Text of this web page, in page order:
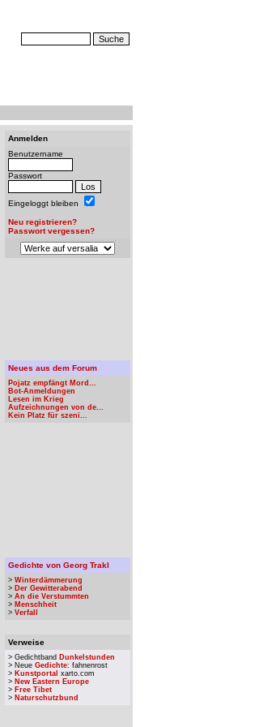
Anmelden
Benutzername
Passwort
Eingeloggt bleiben
Neu registrieren?
Passwort vergessen?
Neues aus dem Forum
Pojatz empfängt Mord...
Bot-Anmeldungen
Lesen im Krieg
Aufzeichnungen von de...
Kein Platz für szeni...
Gedichte von Georg Trakl
> Winterdämmerung
> Der Gewitterabend
> An die Verstummten
> Menschheit
> Verfall
Verweise
> Gedichtband Dunkelstunden
> Neue Gedichte: fahnenrost
> Kunstportal xarto.com
> New Eastern Europe
> Free Tibet
> Naturschutzbund